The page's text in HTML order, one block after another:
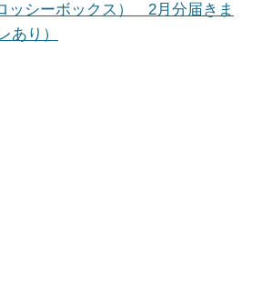
ッシーボックス） 2月分届きま
あり）